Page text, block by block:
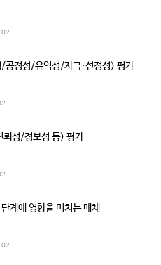
공정성/유익성/자극·선정성) 평가
뢰성/정보성 등) 평가
계에 영향을 미치는 매체